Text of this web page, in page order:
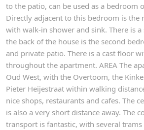
to the patio, can be used as a bedroom
Directly adjacent to this bedroom is the
with walk-in shower and sink. There is
the back of the house is the second
and private patio. There is a cast floor
throughout the apartment. AREA The
Oud West, with the Overtoom, the
Pieter Heijestraat within walking
nice shops, restaurants and cafes. The
is also a very short distance away. The
transport is fantastic, with several